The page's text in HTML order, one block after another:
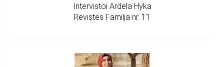
Intervistoi Ardela Hyka
Revistës Familja nr. 11